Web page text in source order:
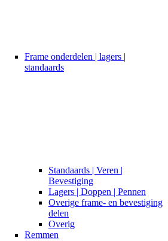
Frame onderdelen | lagers |
standaards
Standaards | Veren |
Bevestiging
Lagers | Doppen | Pennen
Overige frame- en bevestiging
delen
Overig
Remmen